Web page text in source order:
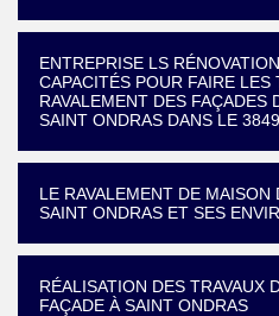
ENTREPRISE LS
CAPACITÉS POUR FAIRE LES
RAVALEMENT DES FAÇADES
SAINT ONDRAS DANS LE
LE RAVALEMENT DE MAISON
SAINT ONDRAS ET SES
RÉALISATION DES TRAVAUX
FAÇADE À SAINT ONDRAS